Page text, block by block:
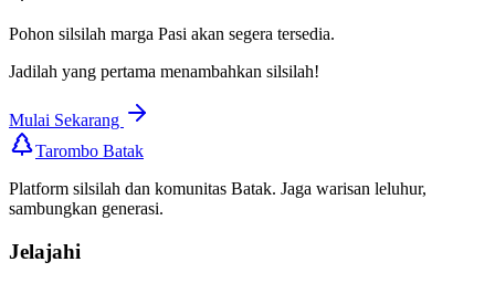
Pohon silsilah marga Pasi akan segera tersedia.
Jadilah yang pertama menambahkan silsilah!
Mulai Sekarang
Tarombo Batak
Platform silsilah dan komunitas Batak. Jaga warisan leluhur,
sambungkan generasi.
Jelajahi